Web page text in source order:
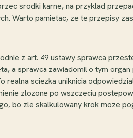
srodki karne, na przyklad
Warto pamietac, ze te przepisy
z art. 49 ustawy sprawca
a sprawca zawiadomil o tym organ
realna sciezka uniknicia
zlozone po wszczeciu
bo zle skalkulowany krok moze